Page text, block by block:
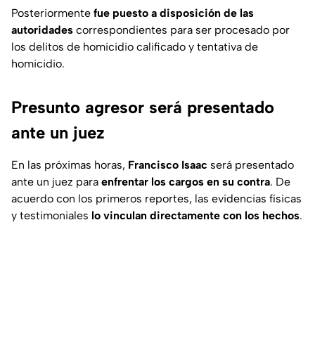
Posteriormente fue puesto a disposición de las
autoridades correspondientes para ser procesado por
los delitos de homicidio calificado y tentativa de
homicidio.
Presunto agresor será presentado
ante un juez
En las próximas horas, Francisco Isaac será presentado
ante un juez para enfrentar los cargos en su contra. De
acuerdo con los primeros reportes, las evidencias físicas
y testimoniales lo vinculan directamente con los hechos.